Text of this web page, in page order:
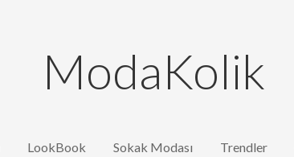
ModaKolik
LookBook Sokak Modası Trendler